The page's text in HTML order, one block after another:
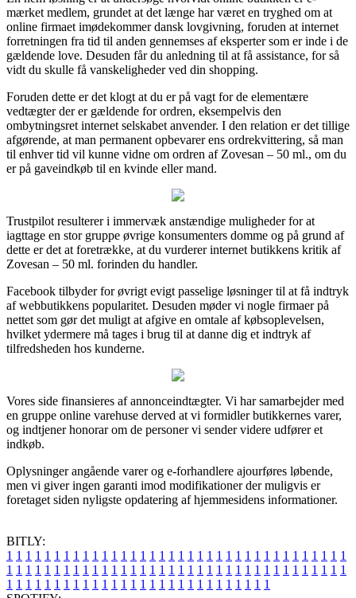
mærket medlem, grundet at det længe har været en tryghed om at
online firmaet imødekommer dansk lovgivning, foruden at internet
forretningen fra tid til anden gennemses af eksperter som er inde i de
gældende love. Desuden får du anledning til at få assistance, for så
vidt du skulle få vanskeligheder ved din shopping.
Foruden dette er det klogt at du er på vagt for de elementære
vedtægter der er gældende for ordren, eksempelvis den
ombytningsret internet selskabet anvender. I den relation er det tillige
afgørende, at man permanent opbevarer ens ordrekvittering, så man
til enhver tid vil kunne vidne om ordren af Zovesan – 50 ml., om du
er på gaveindkøb til en kvinde eller mand.
Trustpilot resulterer i immervæk anstændige muligheder for at
iagttage en stor gruppe øvrige konsumenters domme og på grund af
dette er det at foretrække, at du vurderer internet butikkens kritik af
Zovesan – 50 ml. forinden du handler.
Facebook tilbyder for øvrigt evigt passelige løsninger til at få indtryk
af webbutikkens popularitet. Desuden møder vi nogle firmaer på
nettet som gør det muligt at afgive en omtale af købsoplevelsen,
hvilket ydermere må tages i brug til at danne dig et indtryk af
tilfredsheden hos kunderne.
Vores side finansieres af annonceindtægter. Vi har samarbejder med
en gruppe online varehuse derved at vi formidler butikkernes varer,
og indtjener honorar om de personer vi sender videre udfører et
indkøb.
Oplysninger angående varer og e-forhandlere ajourføres løbende,
men vi giver ingen garanti imod modifikationer der muligvis er
foretaget siden nyligste opdatering af hjemmesidens informationer.
BITLY:
1 1 1 1 1 1 1 1 1 1 1 1 1 1 1 1 1 1 1 1 1 1 1 1 1 1 1 1 1 1 1 1 1 1 1 1
1 1 1 1 1 1 1 1 1 1 1 1 1 1 1 1 1 1 1 1 1 1 1 1 1 1 1 1 1 1 1 1 1 1 1 1
1 1 1 1 1 1 1 1 1 1 1 1 1 1 1 1 1 1 1 1 1 1 1 1 1 1 1 1